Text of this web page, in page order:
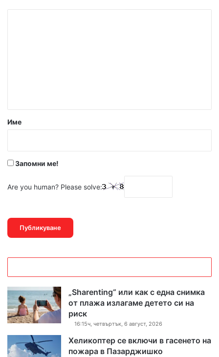
р
Име
Запомни ме!
Are you human? Please solve:
„Sharenting“ или как с една снимка
от плажа излагаме детето си на
риск
16:15ч, четвъртък, 6 август, 2026
Хеликоптер се включи в гасенето на
пожара в Пазарджишко